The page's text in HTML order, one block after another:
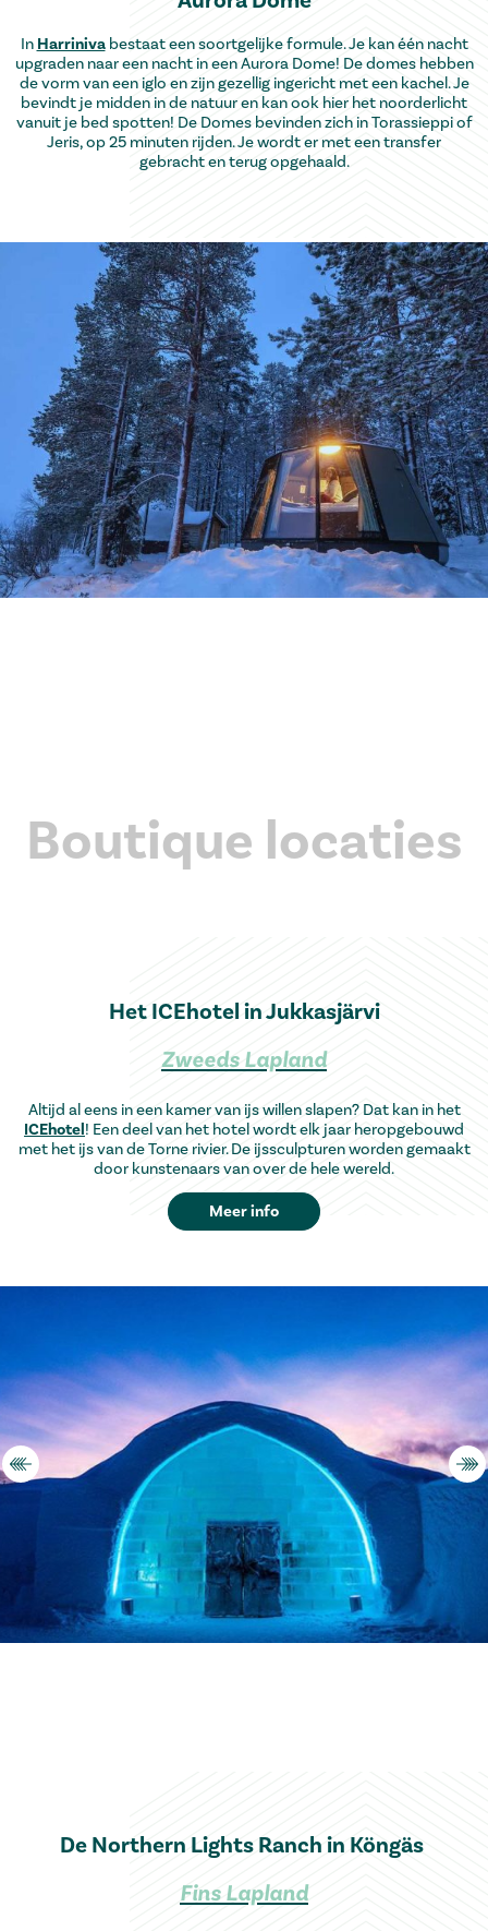
In Harrinivabestaat een soortgelijke formule. Je kan één nacht
upgraden naar een nacht in een Aurora Dome! De domes hebben
de vorm van een iglo en zijn gezellig ingericht met een kachel. Je
bevindt je midden in de natuur en kan ook hier het noorderlicht
vanuit je bed spotten! De Domes bevinden zich in Torassieppi of
Jeris, op 25 minuten rijden. Je wordt er met een transfer
gebracht en terug opgehaald.
Boutique locaties
Het ICEhotel in Jukkasjärvi
Zweeds Lapland
Altijd al eens in een kamer van ijs willen slapen? Dat kan in het
ICEhotel! Een deel van het hotel wordt elk jaar heropgebouwd
met het ijs van de Torne rivier. De ijssculpturen worden gemaakt
door kunstenaars van over de hele wereld.
Meer info
De Northern Lights Ranch in Köngäs
Fins Lapland